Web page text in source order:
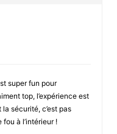
super fun pour
top, l’expérience est
sécurité, c’est pas
à l’intérieur !